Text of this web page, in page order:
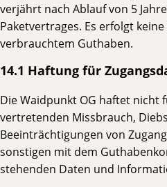
verjährt nach Ablauf von 5
Paketvertrages. Es erfolgt
verbrauchtem Guthaben.
14.1 Haftung für
Die Waidpunkt OG haftet nicht
vertretenden Missbrauch,
Beeinträchtigungen von
sonstigen mit dem
stehenden Daten und